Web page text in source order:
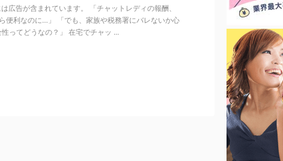
広告が含まれています。 「チャットレディの報酬、
便利なのに…」 「でも、家族や税務署にバレないか心
ってどうなの？」 在宅でチャッ ...